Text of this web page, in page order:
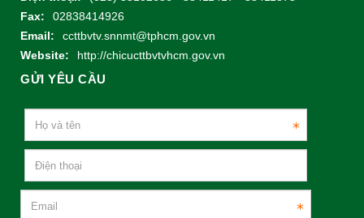
Fax:
02838414926
Email:
ccttbvtv.snnmt@tphcm.gov.vn
Website:
http://chicucttbvtvhcm.gov.vn
GỬI YÊU CẦU